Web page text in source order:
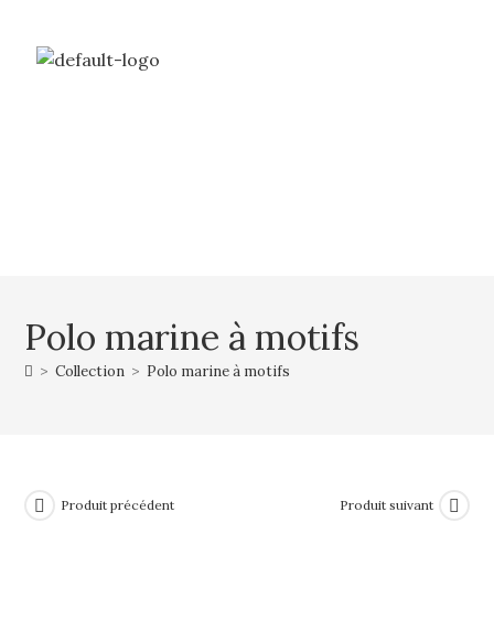
Polo marine à motifs
> Collection > Polo marine à motifs
Produit précédent Produit suivant